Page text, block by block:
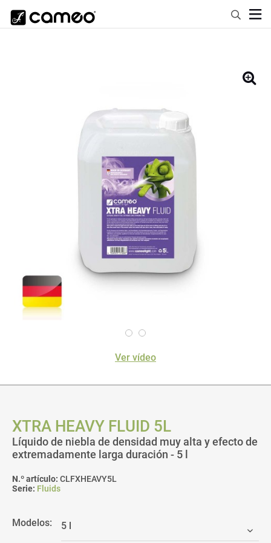
Ver vídeo
XTRA HEAVY FLUID 5L
Líquido de niebla de densidad muy alta y efecto de
extremadamente larga duración - 5 l
N.º artículo: CLFXHEAVY5L
Serie: Fluids
Modelos: